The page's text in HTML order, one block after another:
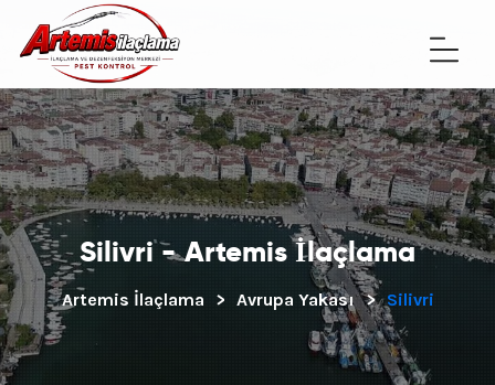
Silivri - Artemis İlaçlama
Artemis İlaçlama > Avrupa Yakası > Silivri